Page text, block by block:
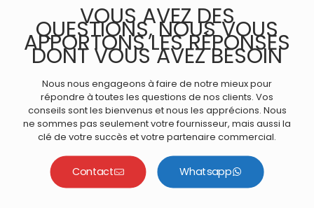
VOUS AVEZ DES
QUESTIONS, NOUS VOUS
APPORTONS LES RÉPONSES
DONT VOUS AVEZ BESOIN
Nous nous engageons à faire de notre mieux pour
répondre à toutes les questions de nos clients. Vos
conseils sont les bienvenus et nous les apprécions. Nous
ne sommes pas seulement votre fournisseur, mais aussi la
clé de votre succès et votre partenaire commercial.
Contact Whatsapp